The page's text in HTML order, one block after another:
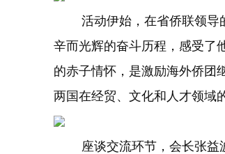
活动伊始，在省侨联领导的
辛而光辉的奋斗历程，感受了
的赤子情怀，是激励海外侨团
两国在经贸、文化和人才领域
座谈交流环节，会长张益波